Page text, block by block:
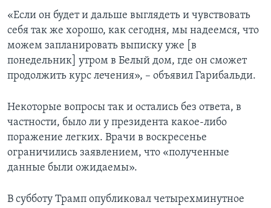
«Если он будет и дальше выглядеть и чувствовать
себя так же хорошо, как сегодня, мы надеемся, что
можем запланировать выписку уже [в
понедельник] утром в Белый дом, где он сможет
продолжить курс лечения», – объявил Гарибальди.
Некоторые вопросы так и остались без ответа, в
частности, было ли у президента какое-либо
поражение легких. Врачи в воскресенье
ограничились заявлением, что «полученные
данные были ожидаемы».
В субботу Трамп опубликовал четырехминутное